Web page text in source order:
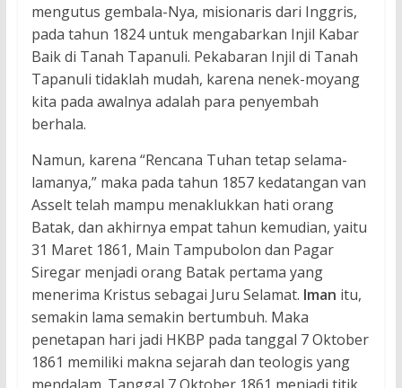
mengutus gembala-Nya, misionaris dari Inggris,
pada tahun 1824 untuk mengabarkan Injil Kabar
Baik di Tanah Tapanuli. Pekabaran Injil di Tanah
Tapanuli tidaklah mudah, karena nenek-moyang
kita pada awalnya adalah para penyembah
berhala.
Namun, karena “Rencana Tuhan tetap selama-
lamanya,” maka pada tahun 1857 kedatangan van
Asselt telah mampu menaklukkan hati orang
Batak, dan akhirnya empat tahun kemudian, yaitu
31 Maret 1861, Main Tampubolon dan Pagar
Siregar menjadi orang Batak pertama yang
menerima Kristus sebagai Juru Selamat. Iman itu,
semakin lama semakin bertumbuh. Maka
penetapan hari jadi HKBP pada tanggal 7 Oktober
1861 memiliki makna sejarah dan teologis yang